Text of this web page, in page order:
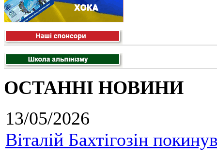
ОСТАННІ НОВИНИ
13/05/2026
Віталій Бахтігозін